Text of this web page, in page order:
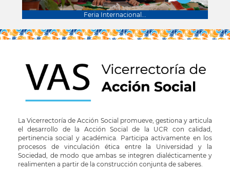
Feria Internacional...
La Vicerrectoría de Acción Social promueve, gestiona y articula
el desarrollo de la Acción Social de la UCR con calidad,
pertinencia social y académica. Participa activamente en los
procesos de vinculación ética entre la Universidad y la
Sociedad, de modo que ambas se integren dialécticamente y
realimenten a partir de la construcción conjunta de saberes.